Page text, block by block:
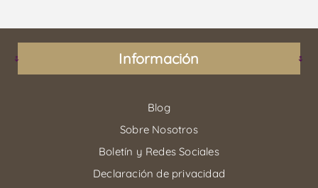
Información
Blog
Sobre Nosotros
Boletín y Redes Sociales
Declaración de privacidad